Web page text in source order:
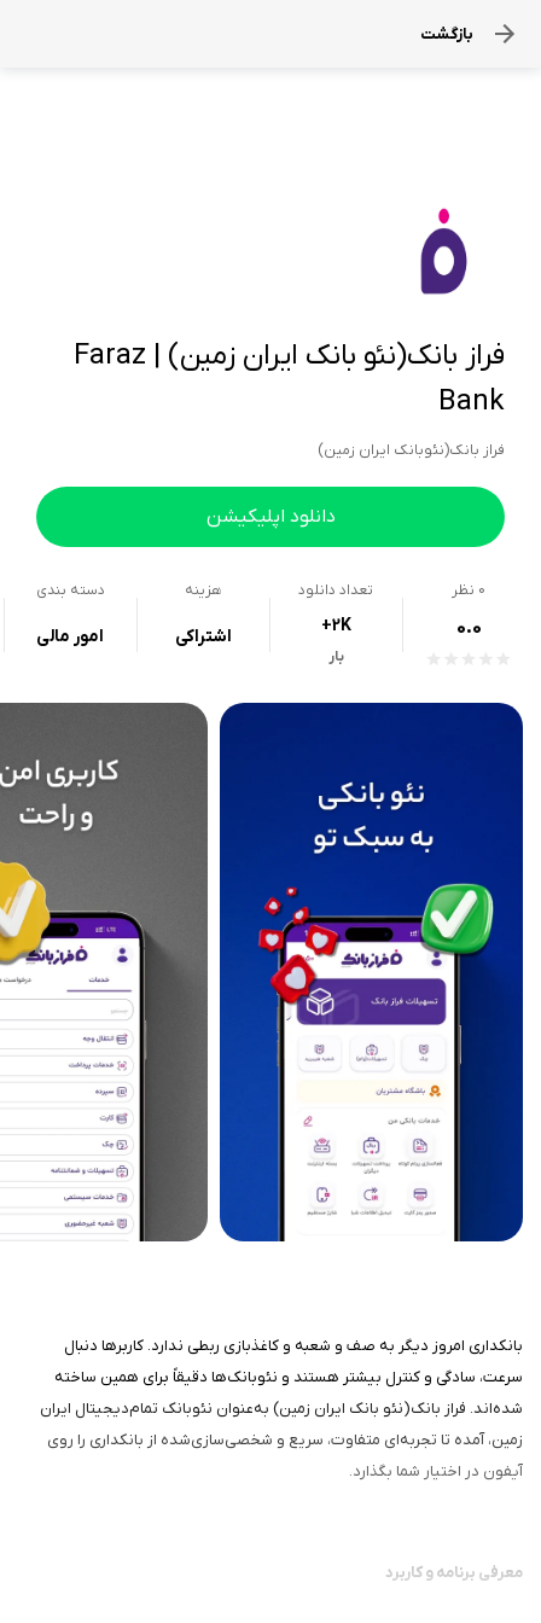
بازگشت
فراز بانک(نئو بانک ایران زمین) | Faraz
Bank
فراز بانک(نئوبانک ایران زمین)
دانلود اپلیکیشن
0 نظر
0.0
تعداد دانلود
+2K
بار
هزینه
اشتراکی
دسته بندی
امور مالی
بانکداری امروز دیگر به صف و شعبه و کاغذبازی ربطی ندارد. کاربرها دنبال
سرعت، سادگی و کنترل بیشتر هستند و نئوبانک‌ها دقیقاً برای همین ساخته
شده‌اند. فراز بانک(نئو بانک ایران زمین) به‌عنوان نئوبانک تمام‌دیجیتال ایران
زمین، آمده تا تجربه‌ای متفاوت، سریع و شخصی‌سازی‌شده از بانکداری را روی
آیفون در اختیار شما بگذارد.
معرفی برنامه و کاربرد